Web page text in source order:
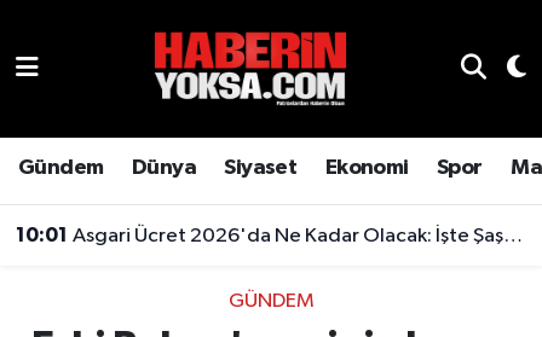
Gündem Dünya Siyaset Ekonomi Spor
10:01 Asgari Ücret 2026'da Ne Kadar Olacak: İşte Şaşırtan Rakam
GÜNDEM
Hava Durumu